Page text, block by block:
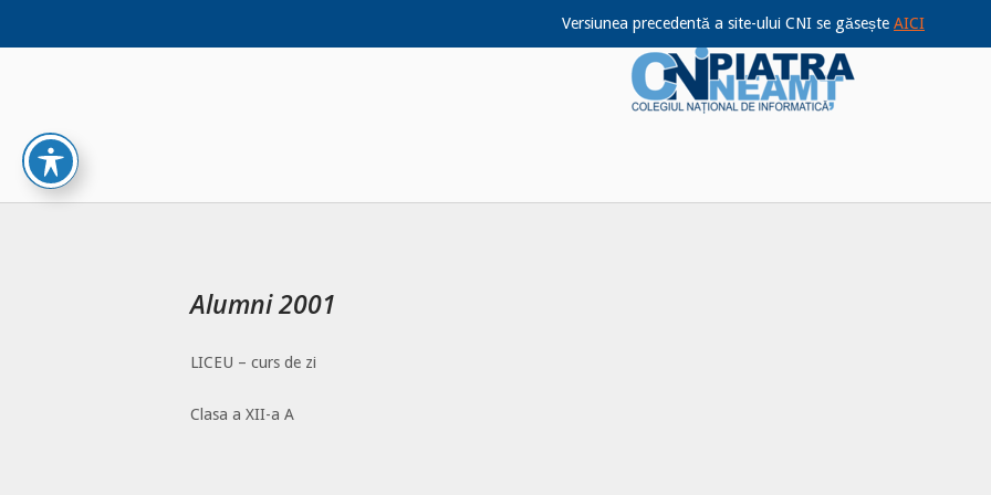
Versiunea precedentă a site-ului CNI se găsește AICI
Home
Alumni 2001
LICEU – curs de zi
Clasa a XII-a A